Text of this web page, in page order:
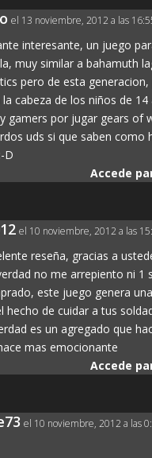
el 13 noviembre, 2012 a las
interesante, un juego
muy similar a bahamuth
pero de esta generacion,
cabeza de los niños de 14
gamers por jugar gears of
uds si que saben como
D
Accede
el 10 noviembre, 2012 a las
reseña, gracias a
no me arrepiento ni 1
este juego genera
hecho de cuidar a tus
es un agregado que
mas emocionante
Accede
el 10 noviembre, 2012 a las